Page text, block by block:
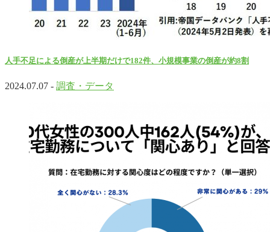
人手不足による倒産が上半期だけで182件、小規模事業の倒産が約8割
2024.07.07 - 調査・データ